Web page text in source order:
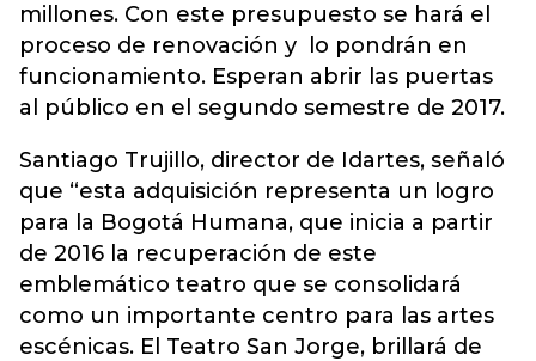
millones. Con este presupuesto se hará el
proceso de renovación y lo pondrán en
funcionamiento. Esperan abrir las puertas
al público en el segundo semestre de 2017.
Santiago Trujillo, director de Idartes, señaló
que “esta adquisición representa un logro
para la Bogotá Humana, que inicia a partir
de 2016 la recuperación de este
emblemático teatro que se consolidará
como un importante centro para las artes
escénicas. El Teatro San Jorge, brillará de